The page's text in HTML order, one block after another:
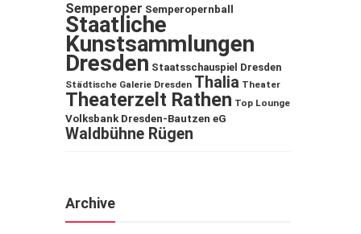
Semperoper Semperopernball
Staatliche
Kunstsammlungen
Dresden Staatsschauspiel Dresden
Städtische Galerie Dresden Thalia Theater
Theaterzelt Rathen Top Lounge
Volksbank Dresden-Bautzen eG
Waldbühne Rügen
Archive